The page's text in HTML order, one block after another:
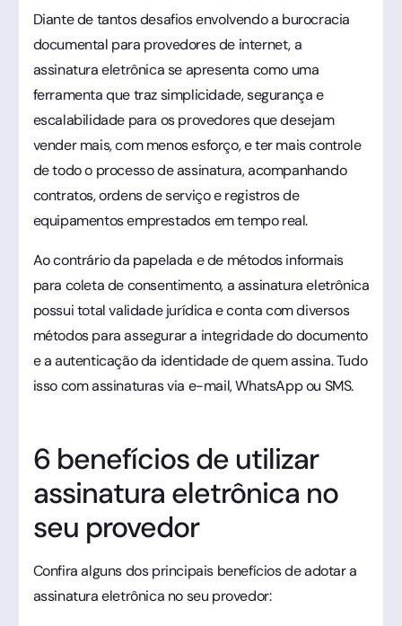
Diante de tantos desafios envolvendo a burocracia
documental para provedores de internet, a
assinatura eletrônica se apresenta como uma
ferramenta que traz simplicidade, segurança e
escalabilidade para os provedores que desejam
vender mais, com menos esforço, e ter mais controle
de todo o processo de assinatura, acompanhando
contratos, ordens de serviço e registros de
equipamentos emprestados em tempo real.
Ao contrário da papelada e de métodos informais
para coleta de consentimento, a assinatura eletrônica
possui total validade jurídica e conta com diversos
métodos para assegurar a integridade do documento
e a autenticação da identidade de quem assina. Tudo
isso com assinaturas via e-mail, WhatsApp ou SMS.
6 benefícios de utilizar
assinatura eletrônica no
seu provedor
Confira alguns dos principais benefícios de adotar a
assinatura eletrônica no seu provedor: